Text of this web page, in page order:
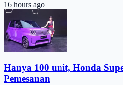
16 hours ago
Hanya 100 unit, Honda
Pemesanan